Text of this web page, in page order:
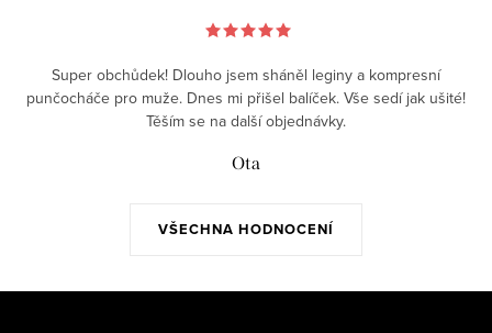
VŠECHNA HODNOCENÍ
Super obchůdek! Dlouho jsem sháněl leginy a kompresní
punčocháče pro muže. Dnes mi přišel balíček. Vše sedí jak ušité!
Těším se na další objednávky.
Ota